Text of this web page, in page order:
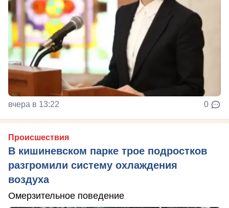
вчера в 13:22 0
Происшествия
В кишиневском парке трое подростков
разгромили систему охлаждения
воздуха
Омерзительное поведение